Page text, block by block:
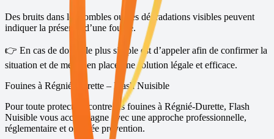
Des bruits dans les combles ou des dégradations visibles peuvent
indiquer la présence d’une fouine.
👉 En cas de doute, le plus simple est d’appeler afin de confirmer la
situation et de mettre en place une solution légale et efficace.
Fouines à Régnié-Durette – Flash Nuisible
Pour toute protection contre les fouines à Régnié-Durette, Flash
Nuisible vous accompagne avec une approche professionnelle,
réglementaire et orientée prévention.